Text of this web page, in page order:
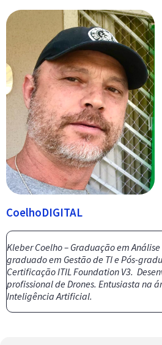
CoelhoDIGITAL
Kleber Coelho – Graduação em
graduado em Gestão de TI e Pós-
Certificação ITIL Foundation V3.
profissional de Drones. Entusiasta na
Inteligência Artificial.